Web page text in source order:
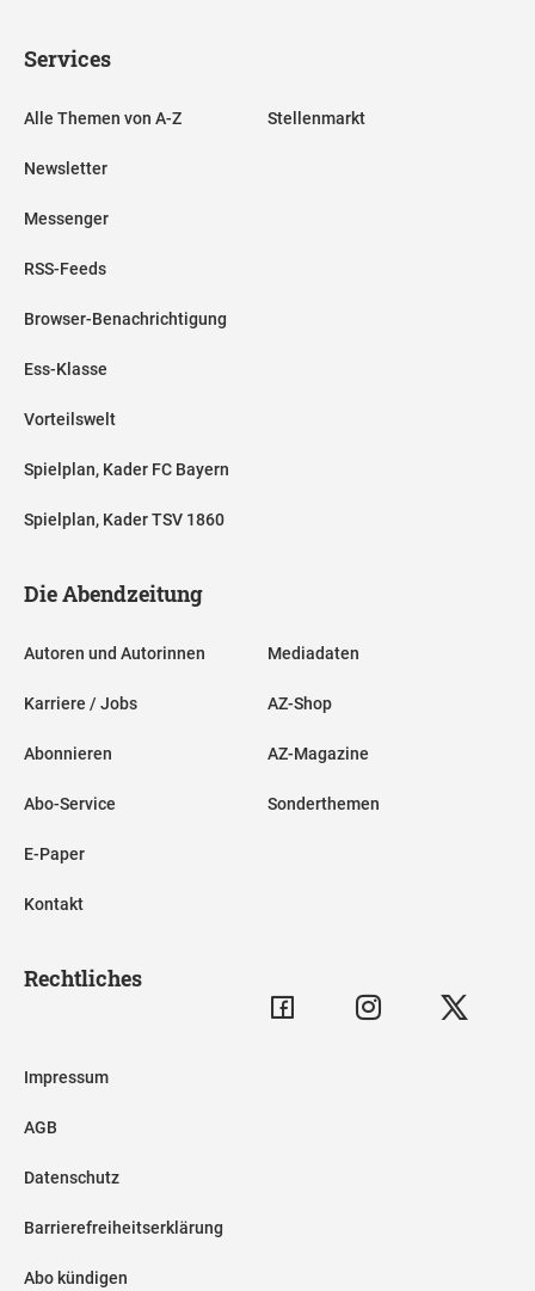
Services
Alle Themen von A-Z
Newsletter
Messenger
RSS-Feeds
Browser-Benachrichtigung
Ess-Klasse
Vorteilswelt
Spielplan, Kader FC Bayern
Spielplan, Kader TSV 1860
Stellenmarkt
Die Abendzeitung
Autoren und Autorinnen
Karriere / Jobs
Abonnieren
Abo-Service
E-Paper
Kontakt
Mediadaten
AZ-Shop
AZ-Magazine
Sonderthemen
Rechtliches
Impressum
AGB
Datenschutz
Barrierefreiheitserklärung
Abo kündigen